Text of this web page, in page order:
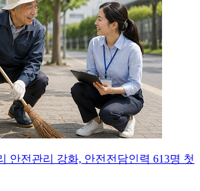
안전관리 강화, 안전전담인력 613명 첫